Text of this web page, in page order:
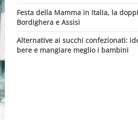
Festa della Mamma in Italia, la
Bordighera e Assisi
Alternative ai succhi confezionati:
bere e mangiare meglio i bambini